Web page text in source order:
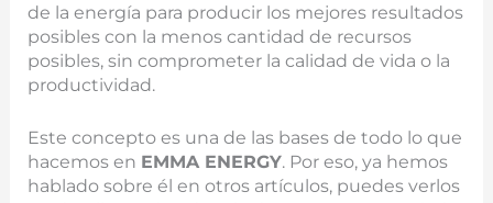
de la energía para producir los mejores resultados
posibles con la menos cantidad de recursos
posibles, sin comprometer la calidad de vida o la
productividad.
Este concepto es una de las bases de todo lo que
hacemos en EMMA ENERGY. Por eso, ya hemos
hablado sobre él en otros artículos, puedes verlos